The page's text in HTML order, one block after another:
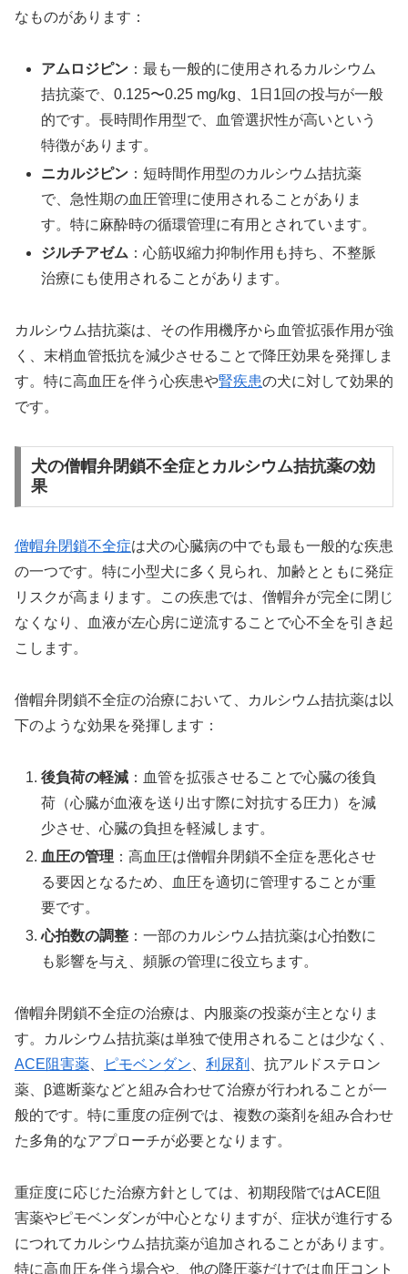
なものがあります：
アムロジピン ：最も一般的に使用されるカルシウム
拮抗薬で、0.125〜0.25 mg/kg、1日1回の投与が一般
的です。長時間作用型で、血管選択性が高いという
特徴があります。
ニカルジピン ：短時間作用型のカルシウム拮抗薬
で、急性期の血圧管理に使用されることがありま
す。特に麻酔時の循環管理に有用とされています。
ジルチアゼム ：心筋収縮力抑制作用も持ち、不整脈
治療にも使用されることがあります。
カルシウム拮抗薬は、その作用機序から血管拡張作用が強
く、末梢血管抵抗を減少させることで降圧効果を発揮しま
す。特に高血圧を伴う心疾患や腎疾患の犬に対して効果的
です。
犬の僧帽弁閉鎖不全症とカルシウム拮抗薬の効
果
僧帽弁閉鎖不全症は犬の心臓病の中でも最も一般的な疾患
の一つです。特に小型犬に多く見られ、加齢とともに発症
リスクが高まります。この疾患では、僧帽弁が完全に閉じ
なくなり、血液が左心房に逆流することで心不全を引き起
こします。
僧帽弁閉鎖不全症の治療において、カルシウム拮抗薬は以
下のような効果を発揮します：
後負荷の軽減 ：血管を拡張させることで心臓の後負
荷（心臓が血液を送り出す際に対抗する圧力）を減
少させ、心臓の負担を軽減します。
血圧の管理 ：高血圧は僧帽弁閉鎖不全症を悪化させ
る要因となるため、血圧を適切に管理することが重
要です。
心拍数の調整 ：一部のカルシウム拮抗薬は心拍数に
も影響を与え、頻脈の管理に役立ちます。
僧帽弁閉鎖不全症の治療は、内服薬の投薬が主となりま
す。カルシウム拮抗薬は単独で使用されることは少なく、
ACE阻害薬
ピモベンダン 利尿剤
、抗アルドステロン
薬、β遮断薬などと組み合わせて治療が行われることが一
般的です。特に重度の症例では、複数の薬剤を組み合わせ
た多角的なアプローチが必要となります。
重症度に応じた治療方針としては、初期段階ではACE阻
害薬やピモベンダンが中心となりますが、症状が進行する
につれてカルシウム拮抗薬が追加されることがあります。
特に高血圧を伴う場合や、他の降圧薬だけでは血圧コント